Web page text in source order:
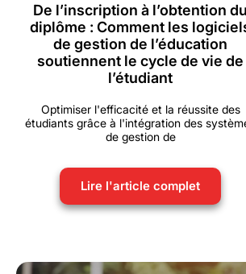
De l’inscription à l’obtention du
diplôme : Comment les
de gestion de l’éducation
soutiennent le cycle de vie de
l’étudiant
Optimiser l'efficacité et la réussite des
étudiants grâce à l'intégration des
de gestion de
Lire l'article complet